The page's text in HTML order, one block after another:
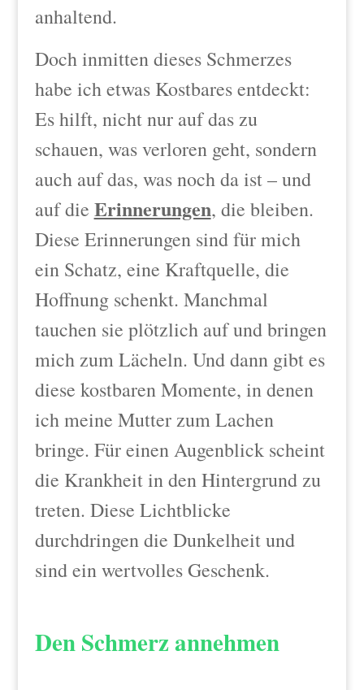
anhaltend.
Doch inmitten dieses Schmerzes
habe ich etwas Kostbares entdeckt:
Es hilft, nicht nur auf das zu
schauen, was verloren geht, sondern
auch auf das, was noch da ist – und
auf die Erinnerungen, die bleiben.
Diese Erinnerungen sind für mich
ein Schatz, eine Kraftquelle, die
Hoffnung schenkt. Manchmal
tauchen sie plötzlich auf und bringen
mich zum Lächeln. Und dann gibt es
diese kostbaren Momente, in denen
ich meine Mutter zum Lachen
bringe. Für einen Augenblick scheint
die Krankheit in den Hintergrund zu
treten. Diese Lichtblicke
durchdringen die Dunkelheit und
sind ein wertvolles Geschenk.
Den Schmerz annehmen